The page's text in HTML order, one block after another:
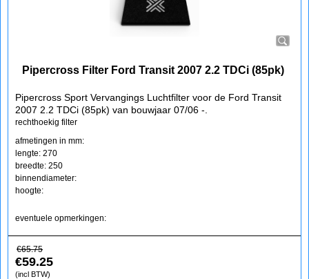
Pipercross Filter Ford Transit 2007 2.2 TDCi (85pk)
Pipercross Sport Vervangings Luchtfilter voor de Ford Transit
2007 2.2 TDCi (85pk) van bouwjaar 07/06 -.
rechthoekig filter
afmetingen in mm:
lengte: 270
breedte: 250
binnendiameter:
hoogte:
eventuele opmerkingen:
€65.75
€59.25
(incl BTW)